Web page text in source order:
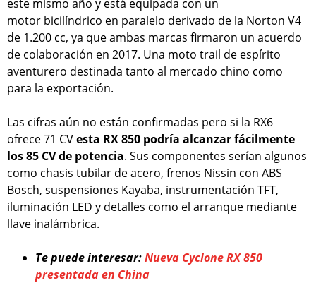
este mismo año y está equipada con un
motor bicilíndrico en paralelo derivado de la Norton V4
de 1.200 cc, ya que ambas marcas firmaron un acuerdo
de colaboración en 2017. Una moto trail de espírito
aventurero destinada tanto al mercado chino como
para la exportación.
Las cifras aún no están confirmadas pero si la RX6
ofrece 71 CVesta RX 850 podría alcanzar fácilmente
los 85 CV de potencia. Sus componentes serían algunos
como chasis tubilar de acero, frenos Nissin con ABS
Bosch, suspensiones Kayaba, instrumentación TFT,
iluminación LED y detalles como el arranque mediante
llave inalámbrica.
Te puede interesar:Nueva Cyclone RX 850
presentada en China